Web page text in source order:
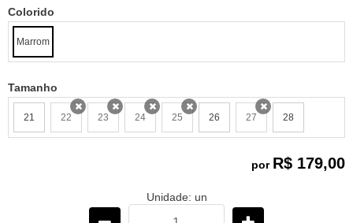
Colorido
Marrom
Tamanho
21 22x 23x 24x 25x 26 27 28
por R$ 179,00
Unidade: un